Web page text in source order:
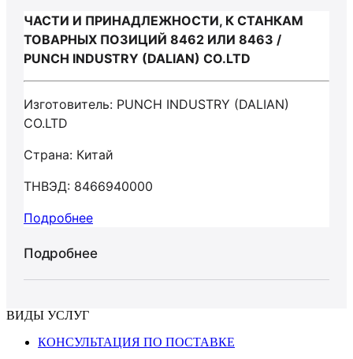
ЧАСТИ И ПРИНАДЛЕЖНОСТИ, К СТАНКАМ
ТОВАРНЫХ ПОЗИЦИЙ 8462 ИЛИ 8463 /
PUNCH INDUSTRY (DALIAN) CO.LTD
Изготовитель: PUNCH INDUSTRY (DALIAN)
CO.LTD
Страна: Китай
ТНВЭД: 8466940000
Подробнее
Подробнее
ВИДЫ УСЛУГ
КОНСУЛЬТАЦИЯ ПО ПОСТАВКЕ